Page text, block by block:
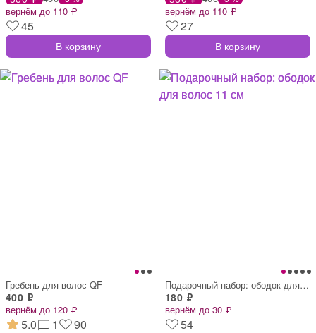
вернём до 110 ₽
45
В корзину
вернём до 110 ₽
27
В корзину
Гребень для волос QF
400 ₽
вернём до 120 ₽
5.0 1 90
Подарочный набор: ободок для волос 11 см
180 ₽
вернём до 30 ₽
54